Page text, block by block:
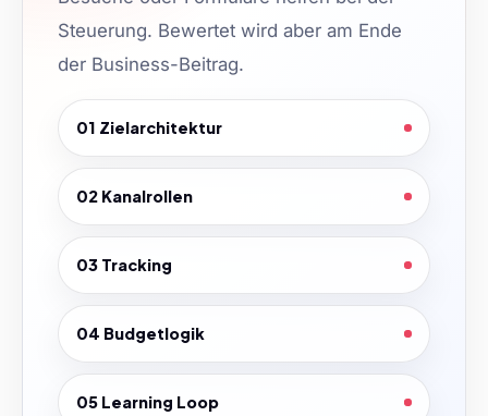
Steuerung. Bewertet wird aber am Ende
der Business-Beitrag.
01 Zielarchitektur
02 Kanalrollen
03 Tracking
04 Budgetlogik
05 Learning Loop